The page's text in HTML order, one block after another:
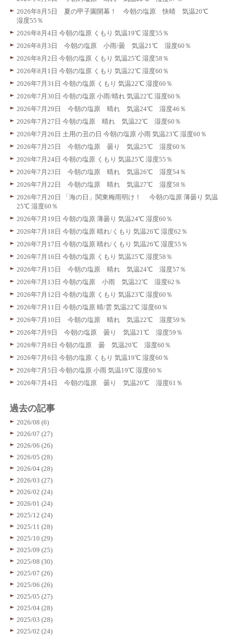
2026年8月5日 夏の甲子園開幕！ 今朝の塩原 快晴 気温20℃
湿度55％
2026年8月4日 今朝の塩原 くもり 気温19℃ 湿度55％
2026年8月3日 今朝の塩原 小雨/曇 気温21℃ 湿度60％
2026年8月2日 今朝の塩原 くもり 気温25℃ 湿度58％
2026年8月1日 今朝の塩原 くもり 気温22℃ 湿度60％
2026年7月31日 今朝の塩原 くもり 気温22℃ 湿度60％
2026年7月30日 今朝の塩原 小雨/晴れ 気温22℃ 湿度60％
2026年7月29日 今朝の塩原 晴れ 気温24℃ 湿度46％
2026年7月27日 今朝の塩原 晴れ 気温22℃ 湿度60％
2026年7月26日 土用の丑の日 今朝の塩原 小雨 気温23℃ 湿度60％
2026年7月25日 今朝の塩原 曇り 気温25℃ 湿度60％
2026年7月24日 今朝の塩原 くもり 気温25℃ 湿度55％
2026年7月23日 今朝の塩原 晴れ 気温26℃ 湿度54％
2026年7月22日 今朝の塩原 晴れ 気温27℃ 湿度58％
2026年7月20日 「海の日」関東梅雨明け！ 今朝の塩原 薄曇り 気温
25℃ 湿度60％
2026年7月19日 今朝の塩原 薄曇り 気温24℃ 湿度60％
2026年7月18日 今朝の塩原 晴れ/くもり 気温26℃ 湿度62％
2026年7月17日 今朝の塩原 晴れ/くもり 気温26℃ 湿度55％
2026年7月16日 今朝の塩原 くもり 気温25℃ 湿度58％
2026年7月15日 今朝の塩原 晴れ 気温24℃ 湿度57％
2026年7月13日 今朝の塩原 小雨 気温22℃ 湿度62％
2026年7月12日 今朝の塩原 くもり 気温23℃ 湿度60％
2026年7月11日 今朝の塩原 晴/雲 気温22℃ 湿度60％
2026年7月10日 今朝の塩原 晴れ 気温22℃ 湿度59％
2026年7月9日 今朝の塩原 曇り 気温21℃ 湿度59％
2026年7月8日 今朝の塩原 曇 気温20℃ 湿度60％
2026年7月6日 今朝の塩原 くもり 気温19℃ 湿度60％
2026年7月5日 今朝の塩原 小雨 気温19℃ 湿度60％
2026年7月4日 今朝の塩原 曇り 気温20℃ 湿度61％
過去の記事
2026/08 (6)
2026/07 (27)
2026/06 (26)
2026/05 (28)
2026/04 (28)
2026/03 (27)
2026/02 (24)
2026/01 (24)
2025/12 (24)
2025/11 (28)
2025/10 (29)
2025/09 (25)
2025/08 (30)
2025/07 (26)
2025/06 (26)
2025/05 (27)
2025/04 (28)
2025/03 (28)
2025/02 (24)